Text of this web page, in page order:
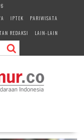
IPTEK
PARIWISATA
REDAKSI LAIN-LAIN